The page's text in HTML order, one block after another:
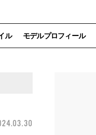
ル モデルプロフィール